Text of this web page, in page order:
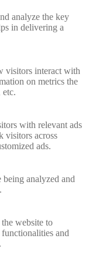
analyze the key
in delivering a
visitors interact with
on metrics the
etc.
with relevant ads
visitors across
ads.
being analyzed and
website to
and